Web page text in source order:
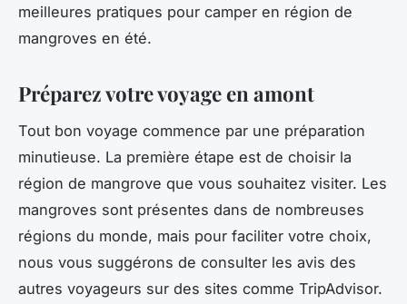
meilleures pratiques pour camper en région de
mangroves en été.
Préparez votre voyage en amont
Tout bon voyage commence par une préparation
minutieuse. La première étape est de choisir la
région de mangrove que vous souhaitez visiter. Les
mangroves sont présentes dans de nombreuses
régions du monde, mais pour faciliter votre choix,
nous vous suggérons de consulter les avis des
autres voyageurs sur des sites comme TripAdvisor.